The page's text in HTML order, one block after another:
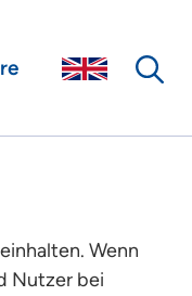
Wenn
Nutzer bei